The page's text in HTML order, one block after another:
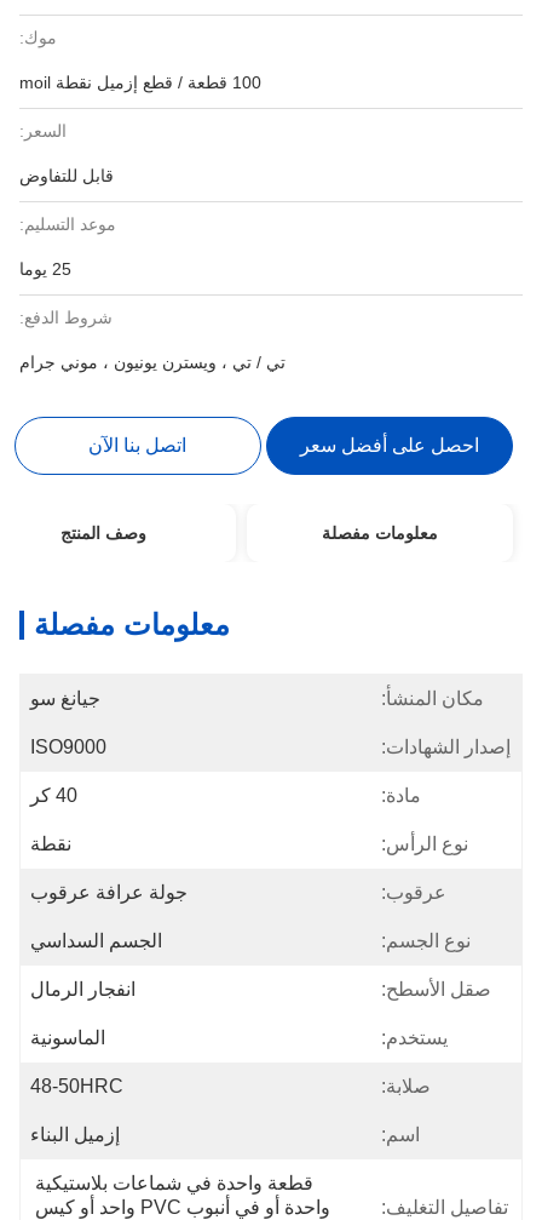
موك:
100 قطعة / قطع إزميل نقطة moil
السعر:
قابل للتفاوض
موعد التسليم:
25 يوما
شروط الدفع:
تي / تي ، ويسترن يونيون ، موني جرام
احصل على أفضل سعر اتصل بنا الآن
معلومات مفصلة وصف المنتج
معلومات مفصلة
مكان المنشأ: جيانغ سو
إصدار الشهادات: ISO9000
مادة: 40 كر
نوع الرأس: نقطة
عرقوب: جولة عرافة عرقوب
نوع الجسم: الجسم السداسي
صقل الأسطح: انفجار الرمال
يستخدم: الماسونية
صلابة: 48-50HRC
اسم: إزميل البناء
تفاصيل التغليف:
قطعة واحدة في شماعات بلاستيكية